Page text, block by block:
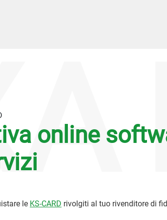
online
le KS-CARD rivolgiti al tuo rivenditore di